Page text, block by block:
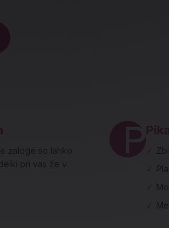
zaloge so lahko
pri vas že v
✓
✓